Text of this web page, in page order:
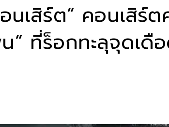
นเสิร์ต” คอนเสิร์
” ที่ร็อกทะลุจุดเดื